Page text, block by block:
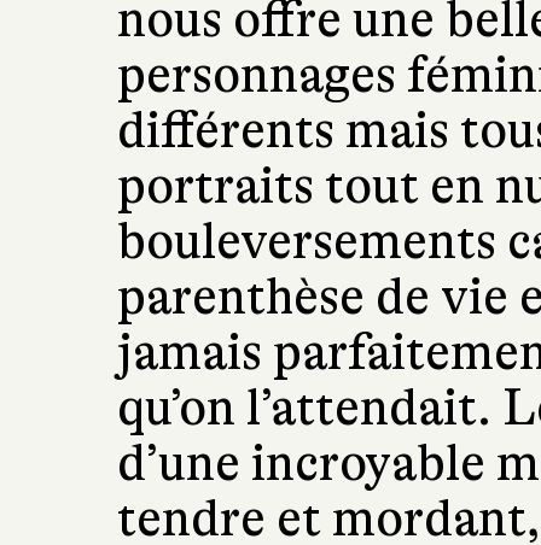
nous offre une
personnages
différents mais
portraits tout en
bouleversements
parenthèse de vie
jamais
qu’on l’attendait.
d’une incroyable
tendre et